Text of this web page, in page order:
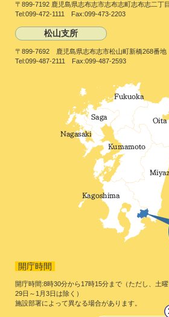
〒899-7192 鹿児島県志布志市志布志町志布志二丁
Tel:099-472-1111 Fax:099-473-2203
松山支所
〒899-7692 鹿児島県志布志市松山町新橋268番地
Tel:099-487-2111 Fax:099-487-2593
開庁時間
開庁時間:8時30分から17時15分まで（ただし、土
29日～1月3日は除く）
施設部署によって異なる場合があります。